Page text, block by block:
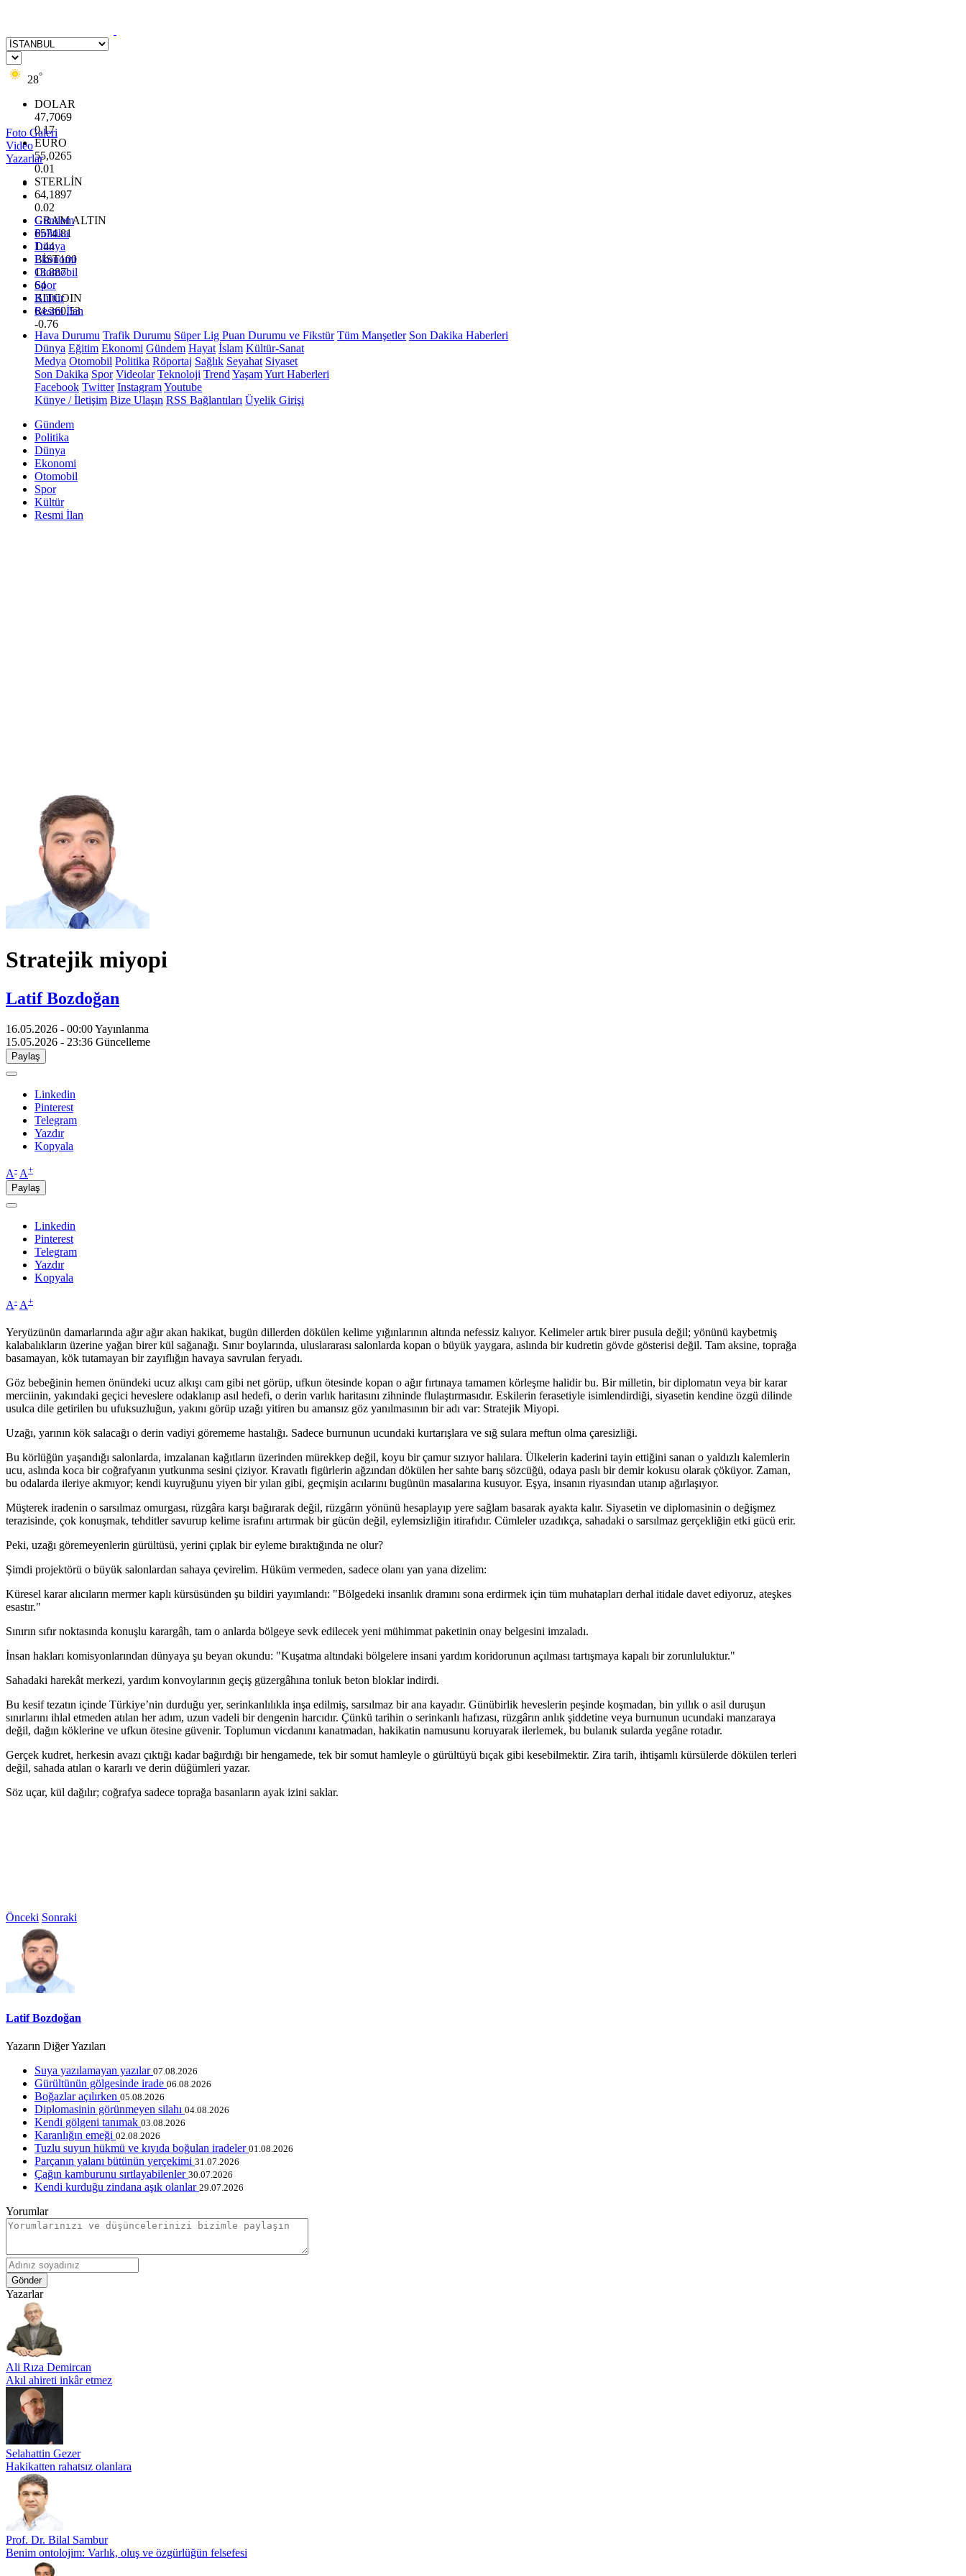
28°
DOLAR
47,7069
0.17
EURO
55,0265
0.01
STERLİN
64,1897
0.02
GRAM ALTIN
6574.81
1.44
BİST100
13.887
64
BITCOIN
64.360,53
-0.76
Foto Galeri
Video
Yazarlar
Gündem
Politika
Dünya
Ekonomi
Otomobil
Spor
Kültür
Resmi İlan
Hava Durumu Trafik Durumu Süper Lig Puan Durumu ve Fikstür Tüm Manşetler Son Dakika Haberleri
Dünya Eğitim Ekonomi Gündem Hayat İslam Kültür-Sanat
Medya Otomobil Politika Röportaj Sağlık Seyahat Siyaset
Son Dakika Spor Videolar Teknoloji Trend YaşamYurt Haberleri
Facebook Twitter InstagramYoutube
Künye / İletişim Bize Ulaşın RSS Bağlantıları Üyelik Girişi
Gündem
Politika
Dünya
Ekonomi
Otomobil
Spor
Kültür
Resmi İlan
Stratejik miyopi
Latif Bozdoğan
16.05.2026 - 00:00Yayınlanma
15.05.2026 - 23:36 Güncelleme
Paylaş
Linkedin
Pinterest
Telegram
Yazdır
Kopyala
A- A+
Paylaş
Linkedin
Pinterest
Telegram
Yazdır
Kopyala
A- A+
Yeryüzünün damarlarında ağır ağır akan hakikat, bugün dillerden dökülen kelime yığınlarının altında nefessiz kalıyor. Kelimeler artık birer pusula değil; yönünü kaybetmiş
kalabalıkların üzerine yağan birer kül sağanağı. Sınır boylarında, uluslararası salonlarda kopan o büyük yaygara, aslında bir kudretin gövde gösterisi değil. Tam aksine, toprağa
basamayan, kök tutamayan bir zayıflığın havaya savrulan feryadı.
Göz bebeğinin hemen önündeki ucuz alkışı cam gibi net görüp, ufkun ötesinde kopan o ağır fırtınaya tamamen körleşme halidir bu. Bir milletin, bir diplomatın veya bir karar
merciinin, yakındaki geçici heveslere odaklanıp asıl hedefi, o derin varlık haritasını zihninde flulaştırmasıdır. Eskilerin ferasetiyle isimlendirdiği, siyasetin kendine özgü dilinde
usulca dile getirilen bu ufuksuzluğun, yakını görüp uzağı yitiren bu amansız göz yanılmasının bir adı var: Stratejik Miyopi.
Uzağı, yarının kök salacağı o derin vadiyi görememe hastalığı. Sadece burnunun ucundaki kurtarışlara ve sığ sulara meftun olma çaresizliği.
Bu körlüğün yaşandığı salonlarda, imzalanan kağıtların üzerinden mürekkep değil, koyu bir çamur sızıyor halılara. Ülkelerin kaderini tayin ettiğini sanan o yaldızlı kalemlerin
ucu, aslında koca bir coğrafyanın yutkunma sesini çiziyor. Kravatlı figürlerin ağzından dökülen her sahte barış sözcüğü, odaya paslı bir demir kokusu olarak çöküyor. Zaman,
bu odalarda ileriye akmıyor; kendi kuyruğunu yiyen bir yılan gibi, geçmişin acılarını bugünün masalarına kusuyor. Eşya, insanın riyasından utanıp ağırlaşıyor.
Müşterek iradenin o sarsılmaz omurgası, rüzgâra karşı bağırarak değil, rüzgârın yönünü hesaplayıp yere sağlam basarak ayakta kalır. Siyasetin ve diplomasinin o değişmez
terazisinde, çok konuşmak, tehditler savurup kelime israfını artırmak bir gücün değil, eylemsizliğin itirafıdır. Cümleler uzadıkça, sahadaki o sarsılmaz gerçekliğin etki gücü erir.
Peki, uzağı göremeyenlerin gürültüsü, yerini çıplak bir eyleme bıraktığında ne olur?
Şimdi projektörü o büyük salonlardan sahaya çevirelim. Hüküm vermeden, sadece olanı yan yana dizelim:
Küresel karar alıcıların mermer kaplı kürsüsünden şu bildiri yayımlandı: "Bölgedeki insanlık dramını sona erdirmek için tüm muhatapları derhal itidale davet ediyoruz, ateşkes
esastır."
Sınırın sıfır noktasında konuşlu karargâh, tam o anlarda bölgeye sevk edilecek yeni mühimmat paketinin onay belgesini imzaladı.
İnsan hakları komisyonlarından dünyaya şu beyan okundu: "Kuşatma altındaki bölgelere insani yardım koridorunun açılması tartışmaya kapalı bir zorunluluktur."
Sahadaki harekât merkezi, yardım konvoylarının geçiş güzergâhına tonluk beton bloklar indirdi.
Bu kesif tezatın içinde Türkiye’nin durduğu yer, serinkanlılıkla inşa edilmiş, sarsılmaz bir ana kayadır. Günübirlik heveslerin peşinde koşmadan, bin yıllık o asil duruşun
sınırlarını ihlal etmeden atılan her adım, uzun vadeli bir dengenin harcıdır. Çünkü tarihin o serinkanlı hafızası, rüzgârın anlık şiddetine veya burnunun ucundaki manzaraya
değil, dağın köklerine ve ufkun ötesine güvenir. Toplumun vicdanını kanatmadan, hakikatin namusunu koruyarak ilerlemek, bu bulanık sularda yegâne rotadır.
Gerçek kudret, herkesin avazı çıktığı kadar bağırdığı bir hengamede, tek bir somut hamleyle o gürültüyü bıçak gibi kesebilmektir. Zira tarih, ihtişamlı kürsülerde dökülen terleri
değil, sahada atılan o kararlı ve derin düğümleri yazar.
Söz uçar, kül dağılır; coğrafya sadece toprağa basanların ayak izini saklar.
Önceki Sonraki
Latif Bozdoğan
Yazarın Diğer Yazıları
Suya yazılamayan yazılar 07.08.2026
Gürültünün gölgesinde irade 06.08.2026
Boğazlar açılırken 05.08.2026
Diplomasinin görünmeyen silahı 04.08.2026
Kendi gölgeni tanımak 03.08.2026
Karanlığın emeği 02.08.2026
Tuzlu suyun hükmü ve kıyıda boğulan iradeler 01.08.2026
Parçanın yalanı bütünün yerçekimi 31.07.2026
Çağın kamburunu sırtlayabilenler 30.07.2026
Kendi kurduğu zindana aşık olanlar 29.07.2026
Yorumlar
Gönder
Yazarlar
Ali Rıza Demircan
Akıl ahireti inkâr etmez
Selahattin Gezer
Hakikatten rahatsız olanlara
Prof. Dr. Bilal Sambur
Benim ontolojim: Varlık, oluş ve özgürlüğün felsefesi